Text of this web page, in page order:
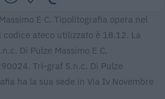
E C. Tipolitografia opera nel
ateco utilizzato è 18.12. La
Di Pulze Massimo E C.
Tri-graf S.n.c. Di Pulze
ha la sua sede in Via Iv Novembre